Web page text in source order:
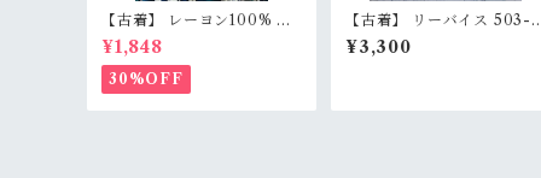
【古着】 レーヨン100% ア
ロハシャツ 半袖 L 青 ブルー
レイ柄 花輪 オープンカラー
ハワイアン RankB
¥1,848
30%OFF
【古着】 リーバイス 503-0
217 デニムパンツ W29（
cm） 64cmカットオフ 日
¥3,300